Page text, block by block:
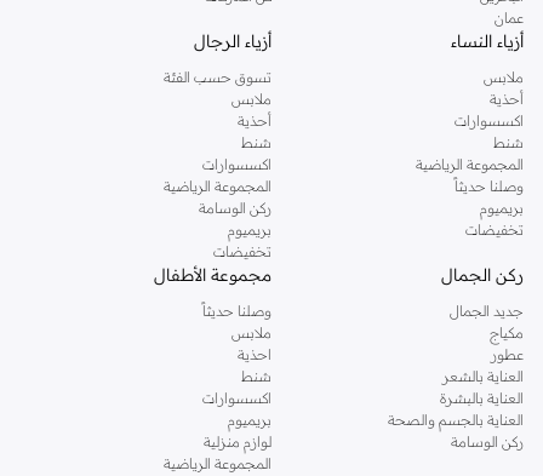
عمان
أزياء النساء
ملابس
أحذية
اكسسوارات
شنط
المجموعة الرياضية
وصلنا حديثاً
بريميوم
تخفيضات
أزياء الرجال
تسوق حسب الفئة
ملابس
أحذية
شنط
اكسسوارات
المجموعة الرياضية
ركن الوسامة
بريميوم
تخفيضات
ركن الجمال
جديد الجمال
مكياج
عطور
العناية بالشعر
العناية بالبشرة
العناية بالجسم والصحة
ركن الوسامة
مجموعة الأطفال
وصلنا حديثاً
ملابس
احذية
شنط
اكسسوارات
بريميوم
لوازم منزلية
المجموعة الرياضية